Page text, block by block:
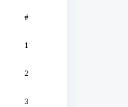
#
1
2
3